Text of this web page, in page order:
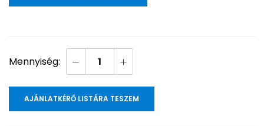
AJÁNLATKÉRŐ LISTÁRA TESZEM